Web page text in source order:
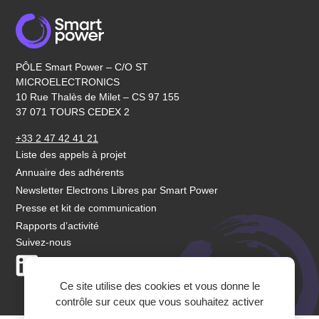
PÔLE Smart Power – C/O ST
MICROELECTRONICS
10 Rue Thalès de Milet – CS 97 155
37 071 TOURS CEDEX 2
+33 2 47 42 41 21
Liste des appels à projet
Annuaire des adhérents
Newsletter Electrons Libres par Smart Power
Presse et kit de communication
Rapports d’activité
Suivez-nous
LinkedInYoutube
Ce site utilise des cookies et vous donne le
contrôle sur ceux que vous souhaitez activer